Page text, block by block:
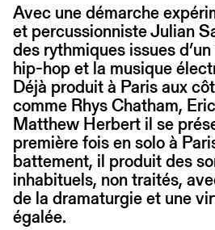
Avec une démarche
et percussionniste Julian
des rythmiques issues
hip-hop et la musique
Déjà produit à Paris aux
comme Rhys Chatham,
Matthew Herbert il se
première fois en solo à
battement, il produit des
inhabituels, non traités,
de la dramaturgie et une
égalée.